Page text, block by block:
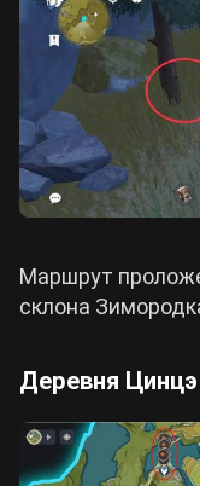
Маршрут
склона
Деревня